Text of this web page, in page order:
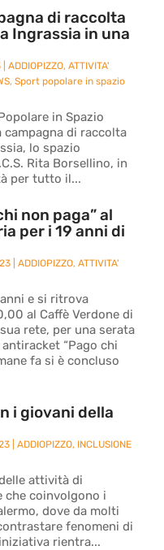
di raccolta
Ingrassia in una
|ADDIOPIZZO,ATTIVITA'
,Sport popolare in spazio
in Spazio
campagna di raccolta
lo spazio
Rita Borsellino, in
per tutto il...
non paga” al
per i 19 anni di
|ADDIOPIZZO,ATTIVITA'
e si ritrova
al Caffè Verdone di
rete, per una serata
“Pago chi
fa si è concluso
i giovani della
|ADDIOPIZZO, INCLUSIONE
attività di
che coinvolgono i
dove da molti
fenomeni di
rientra...